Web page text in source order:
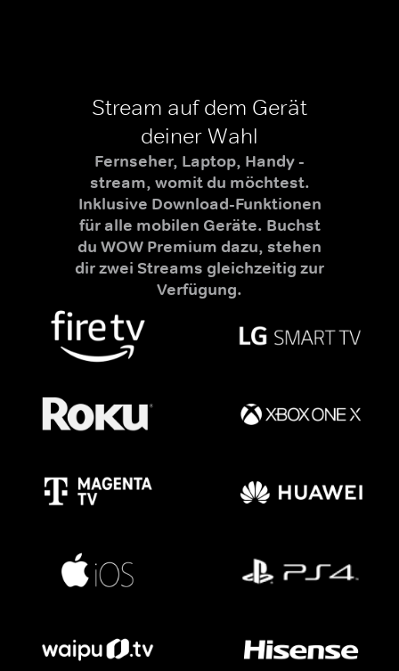
Stream auf dem Gerät
deiner Wahl
Fernseher, Laptop, Handy -
stream, womit du möchtest.
Inklusive Download-Funktionen
für alle mobilen Geräte. Buchst
du WOW Premium dazu, stehen
dir zwei Streams gleichzeitig zur
Verfügung.